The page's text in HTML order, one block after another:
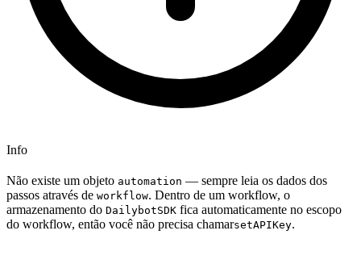
Info
Não existe um objeto automation — sempre leia os dados dos
passos através de workflow. Dentro de um workflow, o
armazenamento do DailybotSDK fica automaticamente no escopo
do workflow, então você não precisa chamarsetAPIKey.